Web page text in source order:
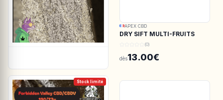
APEX CBD
DRY SIFT MULTI-FRUITS
150u CBD - APEX CBD
(0)
dès13.00€
Stock limité